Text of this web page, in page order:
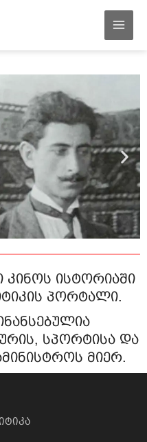
ისტორიაში
პორტალი.
სპორტისა და
მიერ.